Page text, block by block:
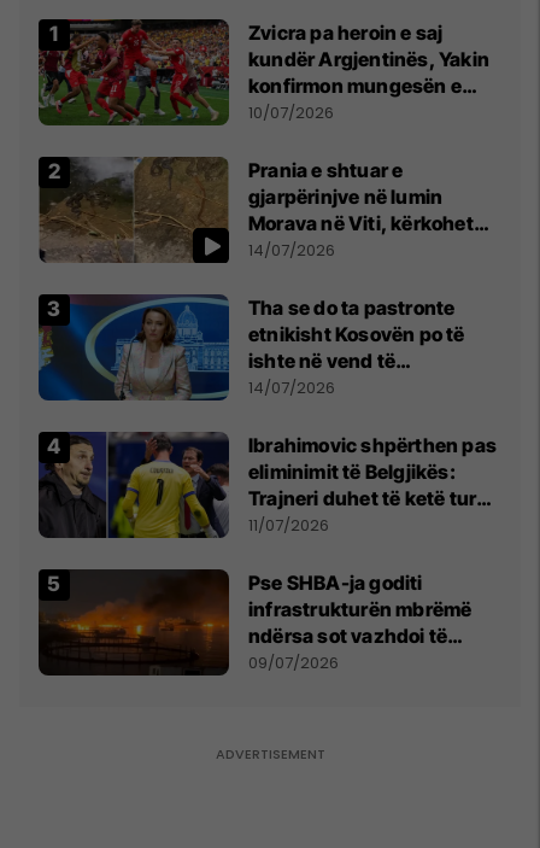
Zvicra pa heroin e saj
kundër Argjentinës, Yakin
konfirmon mungesën e
madhe
10/07/2026
Prania e shtuar e
gjarpërinjve në lumin
Morava në Viti, kërkohet
kujdes nga qytetarët
14/07/2026
Tha se do ta pastronte
etnikisht Kosovën po të
ishte në vend të
Millosheviqit, Lëvizja e
kërkon shkarkimin e
menjëhershëm të
Snezhana Paunoviq
14/07/2026
Ibrahimovic shpërthen pas
eliminimit të Belgjikës:
Trajneri duhet të ketë turp,
ai lojtar se meritoi të luante
11/07/2026
Pse SHBA-ja goditi
infrastrukturën mbrëmë
ndërsa sot vazhdoi të
zmbrapsë sulmet iraniane
09/07/2026